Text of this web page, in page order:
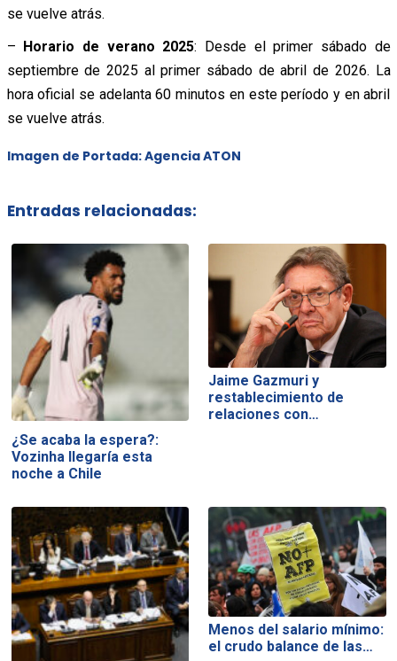
se vuelve atrás.
– Horario de verano 2025: Desde el primer sábado de
septiembre de 2025 al primer sábado de abril de 2026. La
hora oficial se adelanta 60 minutos en este período y en abril
se vuelve atrás.
Imagen de Portada: Agencia ATON
Entradas relacionadas:
¿Se acaba la espera?:
Vozinha llegaría esta
noche a Chile
Jaime Gazmuri y
restablecimiento de
relaciones con…
Menos del salario mínimo:
el crudo balance de las…